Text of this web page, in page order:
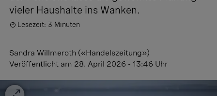
vieler Haushalte ins Wanken.
Lesezeit: 3 Minuten
Sandra Willmeroth («Handelszeitung»)
Veröffentlicht am 28. April 2026 - 13:46 Uhr